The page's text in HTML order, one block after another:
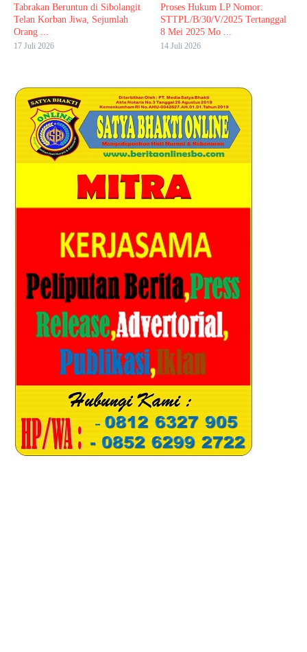
Tabrakan Beruntun di Sibolangit
Telan Korban Jiwa, Sejumlah
Orang ...
17 Juli 2026
Proses Hukum LP Nomor:
STTPL/B/30/V/2025 Tertanggal
8 Mei 2025 Mo ...
14 Juli 2026